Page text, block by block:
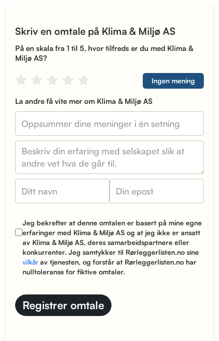
Skriv en omtale på Klima & Miljø AS
På en skala fra 1 til 5, hvor tilfreds er du med Klima &
Miljø AS?
Ingen mening
La andre få vite mer om Klima & Miljø AS
Jeg bekrefter at denne omtalen er basert på mine egne
erfaringer med Klima & Miljø AS og at jeg ikke er ansatt
av Klima & Miljø AS, deres samarbeidspartnere eller
konkurrenter. Jeg samtykker til Rørleggerlisten.no sine
vilkårav tjenesten, og forstår at Rørleggerlisten.no har
nulltoleranse for fiktive omtaler.